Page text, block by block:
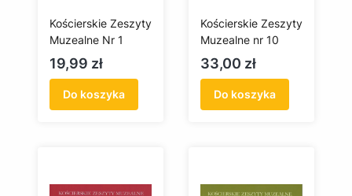
Kościerskie Zeszyty
Muzealne Nr 1
Cena
19,99 zł
Do koszyka
Kościerskie Zeszyty
Muzealne nr 10
Cena
33,00 zł
Do koszyka